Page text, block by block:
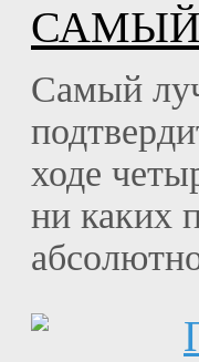
Самый
ходе
ни каких